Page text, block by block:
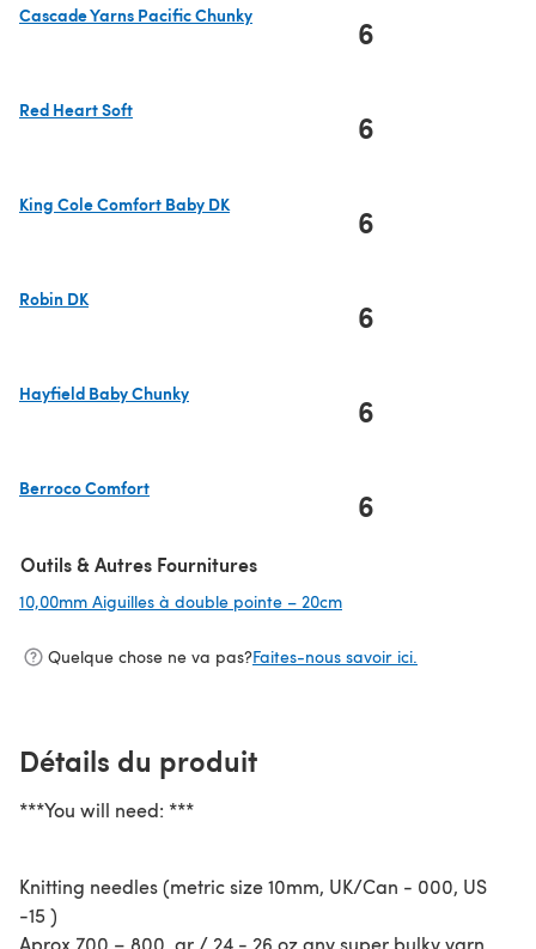
Cascade Yarns Pacific Chunky
6
Red Heart Soft
6
King Cole Comfort Baby DK
6
Robin DK
6
Hayfield Baby Chunky
6
Berroco Comfort
6
Outils & Autres Fournitures
10,00mm Aiguilles à double pointe – 20cm
Quelque chose ne va pas?Faites-nous savoir ici.
Détails du produit
***You will need: ***
Knitting needles (metric size 10mm, UK/Can - 000, US
-15 )
Aprox 700 – 800 gr / 24 - 26 oz any super bulky yarn